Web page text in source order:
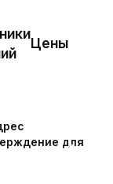
Цены
для